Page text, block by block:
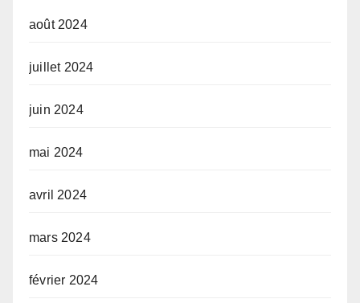
août 2024
juillet 2024
juin 2024
mai 2024
avril 2024
mars 2024
février 2024